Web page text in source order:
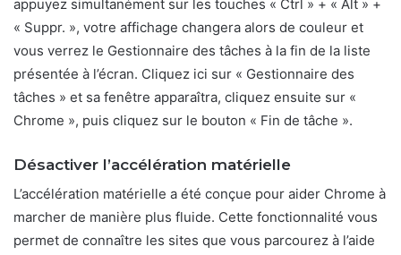
appuyez simultanément sur les touches « Ctrl » + « Alt » +
« Suppr. », votre affichage changera alors de couleur et
vous verrez le Gestionnaire des tâches à la fin de la liste
présentée à l’écran. Cliquez ici sur « Gestionnaire des
tâches » et sa fenêtre apparaîtra, cliquez ensuite sur «
Chrome », puis cliquez sur le bouton « Fin de tâche ».
Désactiver l’accélération matérielle
L’accélération matérielle a été conçue pour aider Chrome à
marcher de manière plus fluide. Cette fonctionnalité vous
permet de connaître les sites que vous parcourez à l’aide